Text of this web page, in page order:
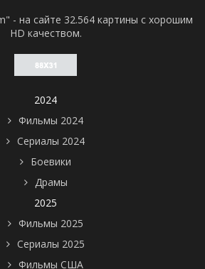
- на сайте 32.564 картины с хорошим
HD качеством.
2024
Фильмы 2024
Сериалы 2024
Боевики
Драмы
2025
Фильмы 2025
Сериалы 2025
Фильмы США